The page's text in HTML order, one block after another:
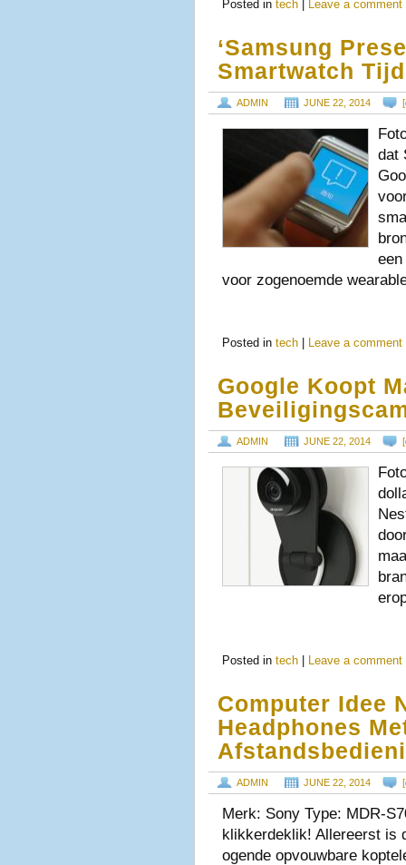
Posted in tech Leave a comment
‘Samsung
Smartwatch
ADMIN JUNE 22, 2014 [
dat
voor zogenoemde
Posted in tech Leave a comment
Google Koopt
ADMIN JUNE 22, 2014 [
Posted in tech Leave a comment
Computer Idee
Headphones
ADMIN JUNE 22, 2014 [
Merk: Sony Type: MDR-
klikkerdeklik! Allereerst is
ogende opvouwbare